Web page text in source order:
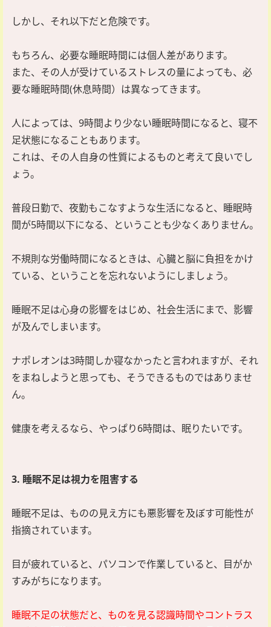
しかし、それ以下だと危険です。
もちろん、必要な睡眠時間には個人差があります。
また、その人が受けているストレスの量によっても、必
要な睡眠時間(休息時間）は異なってきます。
人によっては、9時間より少ない睡眠時間になると、寝不
足状態になることもあります。
これは、その人自身の性質によるものと考えて良いでし
ょう。
普段日勤で、夜勤もこなすような生活になると、睡眠時
間が5時間以下になる、ということも少なくありません。
不規則な労働時間になるときは、心臓と脳に負担をかけ
ている、ということを忘れないようにしましょう。
睡眠不足は心身の影響をはじめ、社会生活にまで、影響
が及んでしまいます。
ナポレオンは3時間しか寝なかったと言われますが、それ
をまねしようと思っても、そうできるものではありませ
ん。
健康を考えるなら、やっぱり6時間は、眠りたいです。
3. 睡眠不足は視力を阻害する
睡眠不足は、ものの見え方にも悪影響を及ぼす可能性が
指摘されています。
目が疲れていると、パソコンで作業していると、目がか
すみがちになります。
睡眠不足の状態だと、ものを見る認識時間やコントラス